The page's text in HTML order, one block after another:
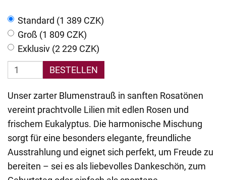
Standard (1 389 CZK)
Groß (1 809 CZK)
Exklusiv (2 229 CZK)
BESTELLEN
Unser zarter Blumenstrauß in sanften Rosatönen
vereint prachtvolle Lilien mit edlen Rosen und
frischem Eukalyptus. Die harmonische Mischung
sorgt für eine besonders elegante, freundliche
Ausstrahlung und eignet sich perfekt, um Freude zu
bereiten – sei es als liebevolles Dankeschön, zum